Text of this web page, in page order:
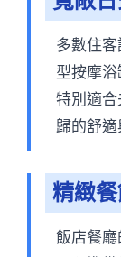
多數住
型按摩
特別適
歸的舒適
精緻
飯店餐